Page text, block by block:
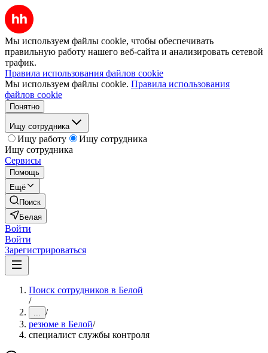
Мы используем файлы cookie, чтобы обеспечивать
правильную работу нашего веб-сайта и анализировать сетевой
трафик.
Правила использования файлов cookie
Мы используем файлы cookie. Правила использования
файлов cookie
Понятно
Ищу сотрудника
Ищу работу
Ищу сотрудника
Ищу сотрудника
Сервисы
Помощь
Ещё
Поиск
Белая
Войти
Войти
Зарегистрироваться
Поиск сотрудников в Белой
/
... /
резюме в Белой/
специалист службы контроля